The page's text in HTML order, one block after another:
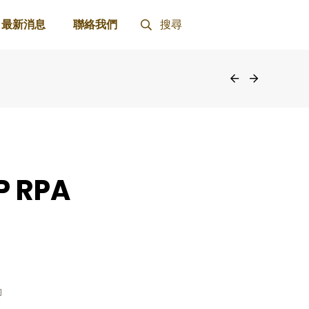
最新消息 聯絡我們 搜尋
RPA